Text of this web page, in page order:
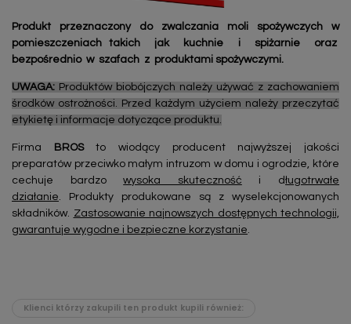
Produkt przeznaczony do zwalczania moli spożywczych w
pomieszczeniach takich jak kuchnie i spiżarnie oraz
bezpośrednio w szafach z produktami spożywczymi.
UWAGA: Produktów biobójczych należy używać z zachowaniem
środków ostrożności. Przed każdym użyciem należy przeczytać
etykietę i informacje dotyczące produktu.
Firma BROSto wiodący producent najwyższej jakości
preparatów przeciwko małym intruzom w domu i ogrodzie, które
cechuje bardzowysoka skuteczność i długotrwałe
działanie. Produkty produkowane są z wyselekcjonowanych
składników. Zastosowanie najnowszych dostępnych technologii,
gwarantuje wygodne i bezpieczne korzystanie.
Klienci którzy zakupili ten produkt kupili również: